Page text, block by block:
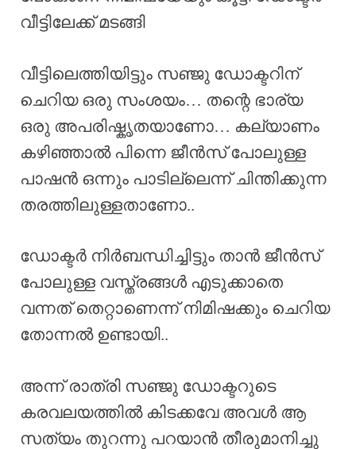
വീട്ടിലേക്ക് മടങ്ങി
വീട്ടിലെത്തിയിട്ടും സഞ്ജു ഡോക്ടറിന്
ചെറിയ ഒരു സംശയം… തന്റെ ഭാര്യ
ഒരു അപരിഷ്കൃതയാണോ… കല്യാണം
കഴിഞ്ഞാൽ പിന്നെ ജീൻസ് പോലുള്ള
പാഷൻ ഒന്നും പാടില്ലെന്ന് ചിന്തിക്കുന്ന
തരത്തിലുള്ളതാണോ..
ഡോക്ടർ നിർബന്ധിച്ചിട്ടും താൻ ജീൻസ്
പോലുള്ള വസ്ത്രങ്ങൾ എടുക്കാതെ
വന്നത് തെറ്റാണെന്ന് നിമിഷക്കും ചെറിയ
തോന്നൽ ഉണ്ടായി..
അന്ന് രാത്രി സഞ്ജു ഡോക്ടറുടെ
കരവലയത്തിൽ കിടക്കവേ അവൾ ആ
സത്യം തുറന്നു പറയാൻ തീരുമാനിച്ചു